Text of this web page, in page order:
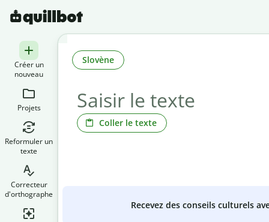
Créer un
nouveau
Projets
Reformuler un
texte
Correcteur
d'orthographe
Coller le texte
Slovène
Recevez des conseils culturels